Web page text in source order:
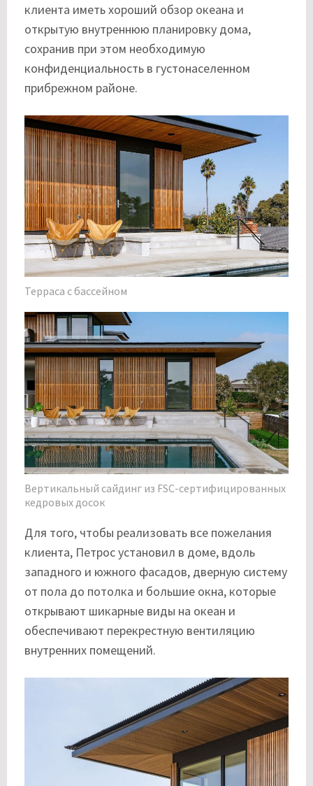
клиента иметь хороший обзор океана и
открытую внутреннюю планировку дома,
сохранив при этом необходимую
конфиденциальность в густонаселенном
прибрежном районе.
Терраса с бассейном
Вертикальный сайдинг из FSC-сертифицированных
кедровых досок
Для того, чтобы реализовать все пожелания
клиента, Петрос установил в доме, вдоль
западного и южного фасадов, дверную систему
от пола до потолка и большие окна, которые
открывают шикарные виды на океан и
обеспечивают перекрестную вентиляцию
внутренних помещений.